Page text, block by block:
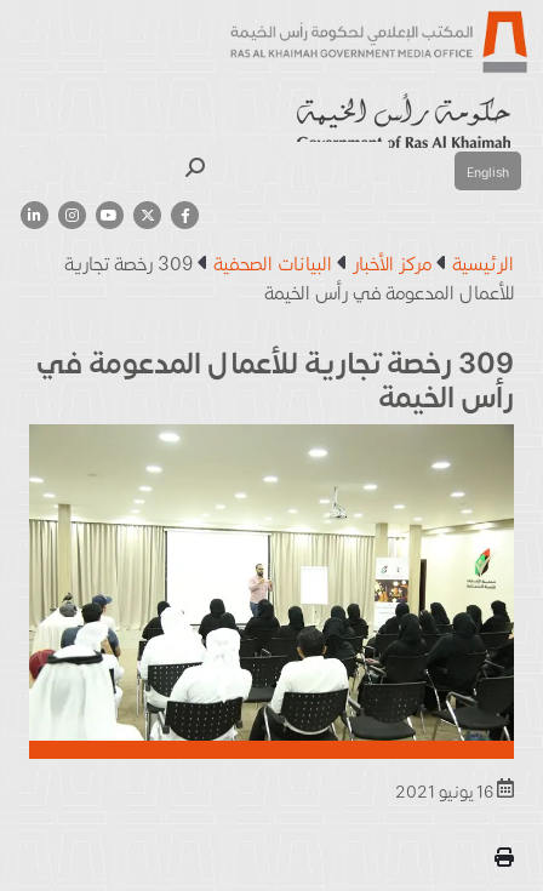
English
الرئيسية مركز الأخبار البيانات الصحفية
309 رخصة تجارية
للأعمال المدعومة في رأس الخيمة
309 رخصة تجارية للأعمال المدعومة في
رأس الخيمة